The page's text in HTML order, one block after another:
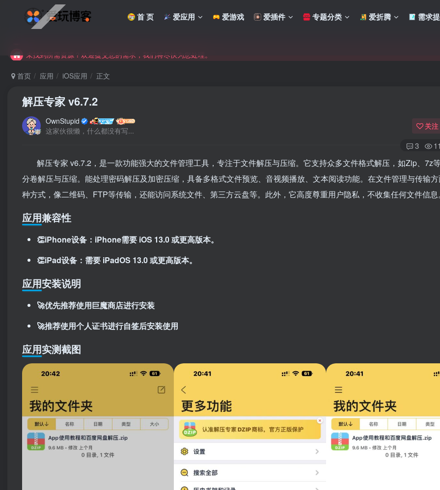
首 页 爱应用 爱游戏 爱插件 专题分类 爱折腾 需求
未找到所需资源？欢迎提交您的需求，我们将尽快为您处理。
首页 应用 iOS应用 正文
解压专家 v6.7.2
OwnStupid
这家伙很懒，什么都没有写...
关注
3
解压专家 v6.7.2，是一款功能强大的文件管理工具，专注于文件解压与压缩。它支持众多文件格式解压，如Zip、7z
分卷解压与压缩。能处理密码解压及加密压缩，具备多格式文件预览、音视频播放、文本阅读功能。在文件管理与传输
种方式，像二维码、FTP等传输，还能访问系统文件、第三方云盘等。此外，它高度尊重用户隐私，不收集任何文件信息。
应用兼容性
👏iPhone设备：iPhone需要 iOS 13.0 或更高版本。
👏iPad设备：需要 iPadOS 13.0 或更高版本。
应用安装说明
🚀优先推荐使用巨魔商店进行安装
🚀推荐使用个人证书进行自签后安装使用
应用实测截图
扫码登录